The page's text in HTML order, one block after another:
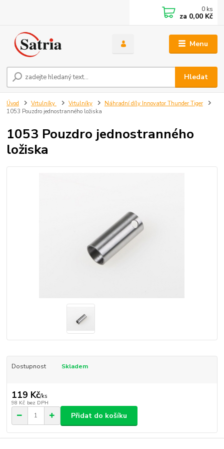
Menu
Hledat
0 ks
za 0,00 Kč
Úvod Vrtulníky Vrtulníky
Náhradní díly Innovator Thunder Tiger
1053 Pouzdro jednostranného ložiska
1053 Pouzdro jednostranného
ložiska
Dostupnost Skladem
119 Kč/ks
98 Kč bez DPH
Přidat do košíku